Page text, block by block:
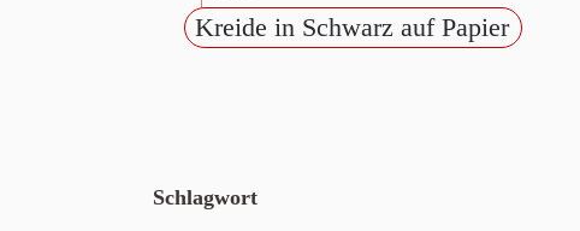
Kreide in Schwarz auf Papier
Schlagwort